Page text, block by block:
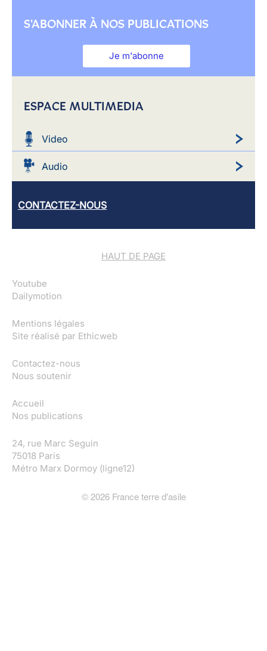
S'ABONNER À NOS PUBLICATIONS
Je m'abonne
ESPACE MULTIMEDIA
Video
Audio
CONTACTEZ-NOUS
HAUT DE PAGE
Youtube
Dailymotion
Mentions légales
Site réalisé par Ethicweb
Contactez-nous
Nous soutenir
Accueil
Nos publications
24, rue Marc Seguin
75018 Paris
Métro Marx Dormoy (ligne12)
© 2026France terre d'asile